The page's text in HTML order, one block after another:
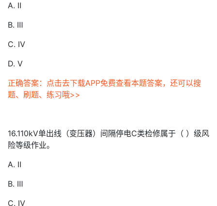
A. Ⅱ
B. Ⅲ
C. Ⅳ
D. Ⅴ
正确答案：点击去下载APP免费查看本题答案，还可以搜
题、刷题、练习哦>>
16.110kV单出线（变压器）间隔停电C类检修属于（ ）级风
险等级作业。
A. Ⅱ
B. Ⅲ
C. Ⅳ